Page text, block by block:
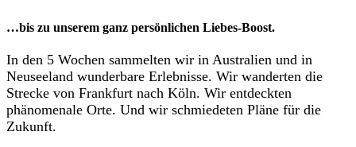
…bis zu unserem ganz persönlichen Liebes-Boost.
In den 5 Wochen sammelten wir in Australien und in
Neuseeland wunderbare Erlebnisse. Wir wanderten die
Strecke von Frankfurt nach Köln. Wir entdeckten
phänomenale Orte. Und wir schmiedeten Pläne für die
Zukunft.